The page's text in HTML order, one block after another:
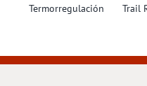
Termorregulación
Trail